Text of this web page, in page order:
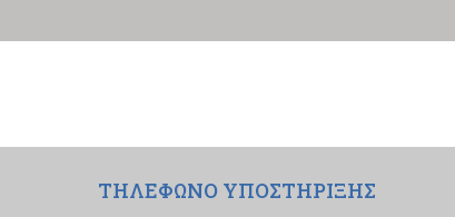
ΤΗΛΕΦΩΝΟ ΥΠΟΣΤΗΡΙΞΗΣ